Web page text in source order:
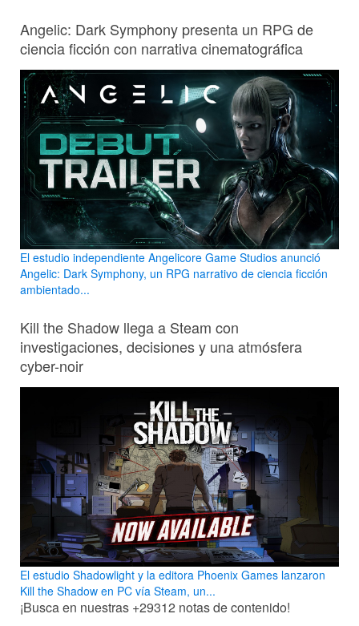
Angelic: Dark Symphony presenta un RPG de
ciencia ficción con narrativa cinematográfica
El estudio independiente Angelicore Game Studios anunció
Angelic: Dark Symphony, un RPG narrativo de ciencia ficción
ambientado...
Kill the Shadow llega a Steam con
investigaciones, decisiones y una atmósfera
cyber-noir
El estudio Shadowlight y la editora Phoenix Games lanzaron
Kill the Shadow en PC vía Steam, un...
¡Busca en nuestras +29312 notas de contenido!